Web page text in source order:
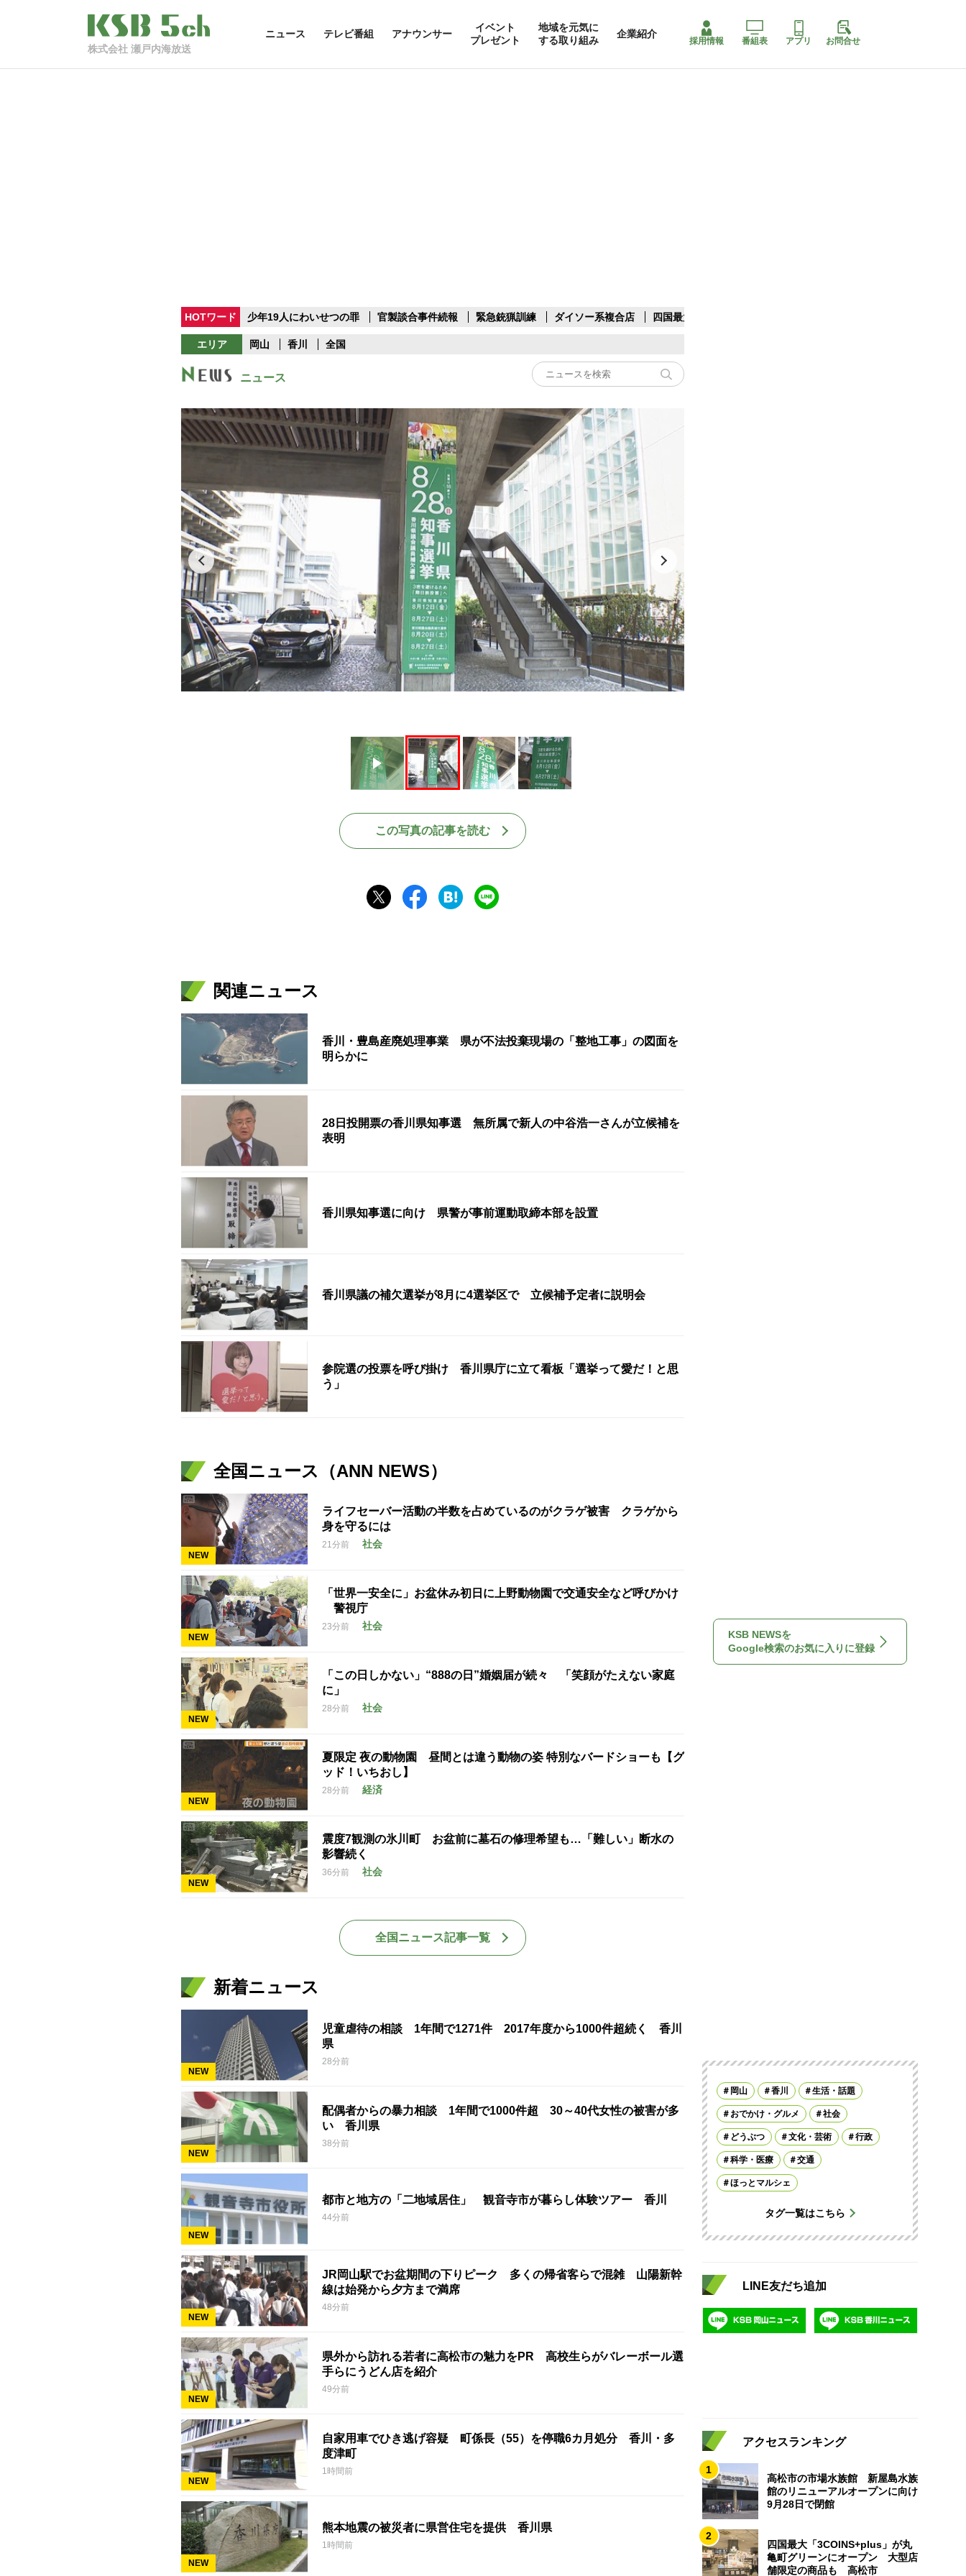
株式会社 瀬戸内海放送
ニュース テレビ番組 アナウンサー
イベント
プレゼント
地域を元気に
する取り組み
企業紹介
採用情報 番組表 アプリ お問合せ
HOTワード 少年19人にわいせつの罪 官製談合事件続報 緊急銃猟訓練 ダイソー系複合店 四国最大スリコ
エリア 岡山 香川 全国
ニュース
Play
この写真の記事を読む
関連ニュース
香川・豊島産廃処理事業 県が不法投棄現場の「整地工事」の図面を
明らかに
28日投開票の香川県知事選 無所属で新人の中谷浩一さんが立候補を
表明
香川県知事選に向け 県警が事前運動取締本部を設置
香川県議の補欠選挙が8月に4選挙区で 立候補予定者に説明会
参院選の投票を呼び掛け 香川県庁に立て看板「選挙って愛だ！と思
う」
全国ニュース（ANN NEWS）
NEW
ライフセーバー活動の半数を占めているのがクラゲ被害 クラゲから
身を守るには
21分前 社会
NEW
「世界一安全に」お盆休み初日に上野動物園で交通安全など呼びかけ
警視庁
23分前 社会
NEW
「この日しかない」“888の日”婚姻届が続々 「笑顔がたえない家庭
に」
28分前 社会
NEW
夏限定 夜の動物園 昼間とは違う動物の姿 特別なバードショーも【グ
ッド！いちおし】
28分前 経済
NEW
震度7観測の氷川町 お盆前に墓石の修理希望も…「難しい」断水の
影響続く
36分前 社会
全国ニュース記事一覧
新着ニュース
NEW
児童虐待の相談 1年間で1271件 2017年度から1000件超続く 香川
県
28分前
NEW
配偶者からの暴力相談 1年間で1000件超 30～40代女性の被害が多
い 香川県
38分前
NEW
都市と地方の「二地域居住」 観音寺市が暮らし体験ツアー 香川
44分前
NEW
JR岡山駅でお盆期間の下りピーク 多くの帰省客らで混雑 山陽新幹
線は始発から夕方まで満席
48分前
NEW
県外から訪れる若者に高松市の魅力をPR 高校生らがバレーボール選
手らにうどん店を紹介
49分前
NEW
自家用車でひき逃げ容疑 町係長（55）を停職6カ月処分 香川・多
度津町
1時間前
NEW
熊本地震の被災者に県営住宅を提供 香川県
1時間前
KSB NEWSを
Google検索のお気に入りに登録
岡山 香川 生活・話題
おでかけ・グルメ 社会
どうぶつ 文化・芸術 行政
科学・医療 交通
ほっとマルシェ
タグ一覧はこちら
LINE友だち追加
アクセスランキング
1
高松市の市場水族館 新屋島水族
館のリニューアルオープンに向け
9月28日で閉館
2
四国最大「3COINS+plus」が丸
亀町グリーンにオープン 大型店
舗限定の商品も 高松市